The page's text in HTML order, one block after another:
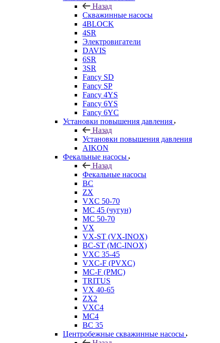
Назад
Скважинные насосы
4BLOCK
4SR
Электровигатели
DAVIS
6SR
3SR
Fancy SD
Fancy SP
Fancy 4YS
Fancy 6YS
Fancy 6YC
Установки повышения давления
Назад
Установки повышения давления
AIKON
Фекальные насосы
Назад
Фекальные насосы
BC
ZX
VXC 50-70
MC 45 (чугун)
MC 50-70
VX
VX-ST (VX-INOX)
BC-ST (MC-INOX)
VXC 35-45
VXC-F (PVXC)
MC-F (PMC)
TRITUS
VX 40-65
ZX2
VXC4
MC4
BC 35
Центробежные скважинные насосы